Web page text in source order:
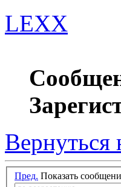
LEXX
Вернуться
Пред. Показать